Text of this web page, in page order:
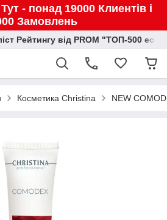
- понад 19000 Клиентів і
Замовлень
Рейтингу від PROM "ТОП-500
Косметика Christina NEW